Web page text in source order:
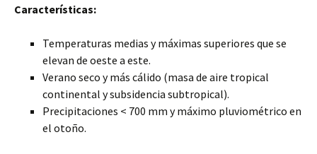
Características:
Temperaturas medias y máximas superiores que se
elevan de oeste a este.
Verano seco y más cálido (masa de aire tropical
continental y subsidencia subtropical).
Precipitaciones < 700 mm y máximo pluviométrico en
el otoño.